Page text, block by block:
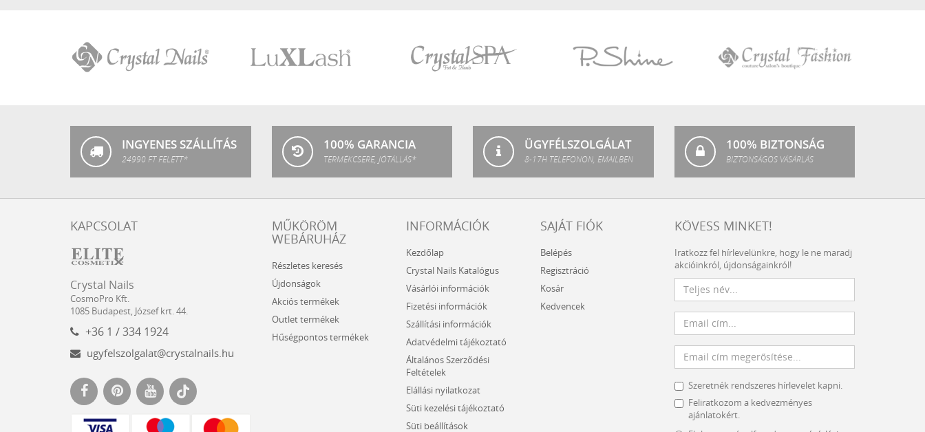
INGYENES SZÁLLÍTÁS
24990 FT FELETT*
100% GARANCIA
TERMÉKCSERE, JÓTÁLLÁS*
ÜGYFÉLSZOLGÁLAT
8-17H TELEFONON, EMAILBEN
100% BIZTONSÁG
BIZTONSÁGOS VÁSÁRLÁS
KAPCSOLAT
Nails
Kft.
Crystal Nails
CosmoPro Kft.
1085 Budapest, József krt. 44.
+36 1 / 334 1924
ugyfelszolgalat@crystalnails.hu
MŰKÖRÖM
WEBÁRUHÁZ
Részletes keresés
Újdonságok
Akciós termékek
Outlet termékek
Hűségpontos termékek
INFORMÁCIÓK
Kezdőlap
Crystal Nails Katalógus
Vásárlói információk
Fizetési információk
Szállítási információk
Adatvédelmi tájékoztató
Általános Szerződési
Feltételek
Elállási nyilatkozat
Süti kezelési tájékoztató
Süti beállítások
SAJÁT FIÓK
Belépés
Regisztráció
Kosár
Kedvencek
KÖVESS MINKET!
Iratkozz fel hírlevelünkre, hogy le ne maradj
akcióinkról, újdonságainkról!
Szeretnék rendszeres hírlevelet kapni.
Feliratkozom a kedvezményes
ajánlatokért.